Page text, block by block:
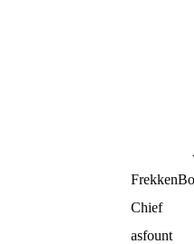
Chief
asfount